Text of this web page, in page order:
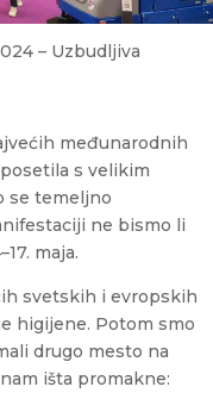
– Uzbudljiva
međunarodnih
s velikim
se temeljno
ne bismo li
maja.
svetskih i evropskih
higijene. Potom smo
drugo mesto na
išta promakne: